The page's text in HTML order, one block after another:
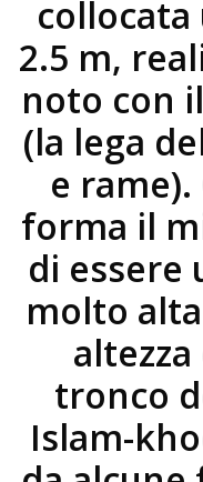
collocata
2.5 m,
noto con
(la lega
e rame).
forma il
di essere
molto
altezza
tronco
Islam-